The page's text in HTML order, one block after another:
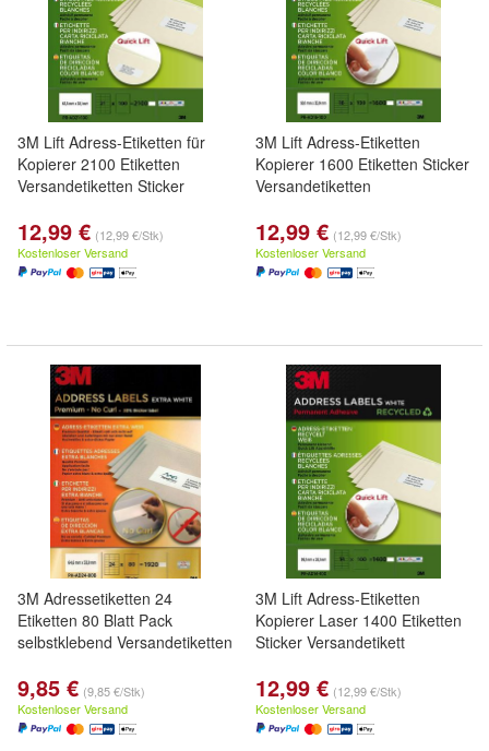
3M Lift Adress-Etiketten für
Kopierer 2100 Etiketten
Versandetiketten Sticker
12,99 € (12,99 €/Stk)
Kostenloser Versand
3M Lift Adress-Etiketten
Kopierer 1600 Etiketten Sticker
Versandetiketten
12,99 € (12,99 €/Stk)
Kostenloser Versand
3M Adressetiketten 24
Etiketten 80 Blatt Pack
selbstklebend Versandetiketten
9,85 € (9,85 €/Stk)
Kostenloser Versand
3M Lift Adress-Etiketten
Kopierer Laser 1400 Etiketten
Sticker Versandetikett
12,99 € (12,99 €/Stk)
Kostenloser Versand